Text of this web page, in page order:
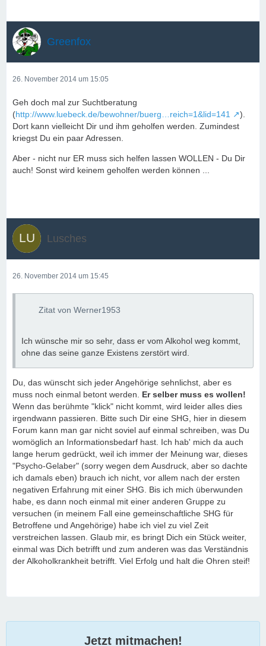
Greenfox
26. November 2014 um 15:05
Geh doch mal zur Suchtberatung
(http://www.luebeck.de/bewohner/buerg…reich=1&lid=141
).
Dort kann vielleicht Dir und ihm geholfen werden. Zumindest
kriegst Du ein paar Adressen.
Aber - nicht nur ER muss sich helfen lassen WOLLEN - Du Dir
auch! Sonst wird keinem geholfen werden können ...
Lusches
26. November 2014 um 15:45
Zitat von Werner1953
Ich wünsche mir so sehr, dass er vom Alkohol weg kommt,
ohne das seine ganze Existens zerstört wird.
Du, das wünscht sich jeder Angehörige sehnlichst, aber es
muss noch einmal betont werden. Er selber muss es wollen!
Wenn das berühmte "klick" nicht kommt, wird leider alles dies
irgendwann passieren. Bitte such Dir eine SHG, hier in diesem
Forum kann man gar nicht soviel auf einmal schreiben, was Du
womöglich an Informationsbedarf hast. Ich hab' mich da auch
lange herum gedrückt, weil ich immer der Meinung war, dieses
"Psycho-Gelaber" (sorry wegen dem Ausdruck, aber so dachte
ich damals eben) brauch ich nicht, vor allem nach der ersten
negativen Erfahrung mit einer SHG. Bis ich mich überwunden
habe, es dann noch einmal mit einer anderen Gruppe zu
versuchen (in meinem Fall eine gemeinschaftliche SHG für
Betroffene und Angehörige) habe ich viel zu viel Zeit
verstreichen lassen. Glaub mir, es bringt Dich ein Stück weiter,
einmal was Dich betrifft und zum anderen was das Verständnis
der Alkoholkrankheit betrifft. Viel Erfolg und halt die Ohren steif!
Jetzt mitmachen!